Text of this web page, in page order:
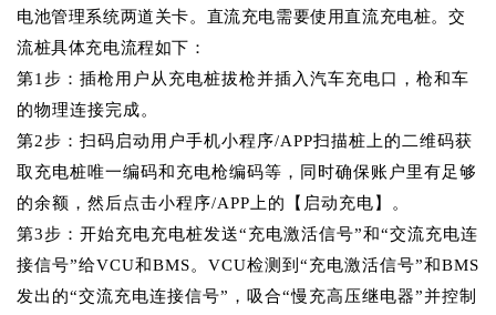
电池管理系统两道关卡。直流充电需要使用直流充电桩。交
流桩具体充电流程如下：
第1步：插枪 用户从充电桩拔枪并插入汽车充电口，枪和车
的物理连接完成。
第2步：扫码启动 用户手机小程序/APP扫描桩上的二维码获
取充电桩唯一编码和充电枪编码等，同时确保账户里有足够
的余额，然后点击小程序/APP上的【启动充电】。
第3步：开始充电充电桩发送“充电激活信号”和“交流充电连
接信号”给VCU和BMS。VCU检测到“充电激活信号”和BMS
发出的“交流充电连接信号”，吸合“慢充高压继电器”并控制